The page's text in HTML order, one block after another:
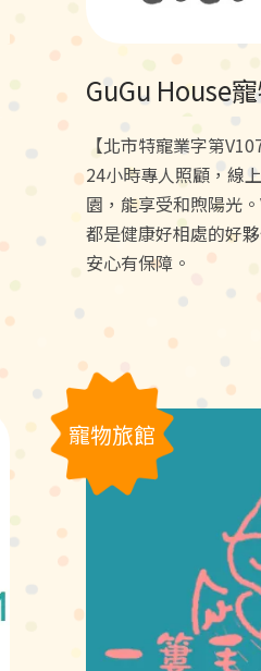
GuGu House
【北市特寵業字第
24小時專人照顧，線
園，能享受和煦陽光
都是健康好相處的好
安心有保障。
寵物旅館